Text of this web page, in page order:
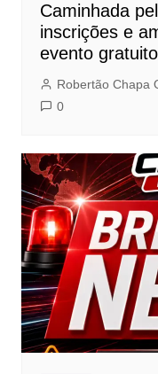
Caminhada
inscrições e
evento
Robertão Chapa
0